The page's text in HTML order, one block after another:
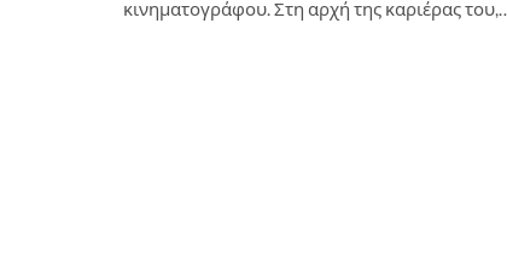
κινηματογράφου. Στη αρχή της καριέρας του,…